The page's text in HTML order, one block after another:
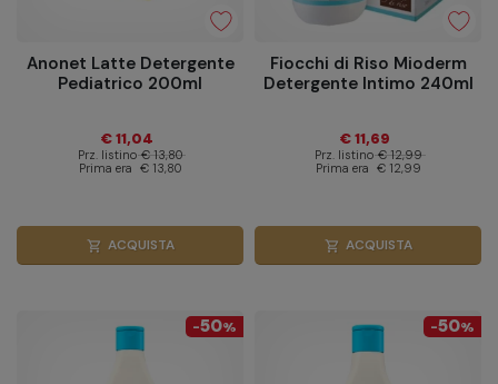
Anonet Latte Detergente
Pediatrico 200ml
€ 11,04
Prz. listino € 13,80
Prima era € 13,80
shopping_cart ACQUISTA
Fiocchi di Riso Mioderm
Detergente Intimo 240ml
€ 11,69
Prz. listino € 12,99
Prima era € 12,99
shopping_cart ACQUISTA
-50% -50%